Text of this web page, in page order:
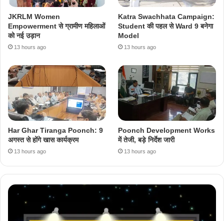
JKRLM Women
Empowerment से ग्रामीण महिलाओं
को नई उड़ान
13 hours ago
Katra Swachhata Campaign:
Student की पहल से Ward 9 बनेगा
Model
13 hours ago
Har Ghar Tiranga Poonch: 9
अगस्त से होंगे खास कार्यक्रम
13 hours ago
Poonch Development Works
में तेजी, बड़े निर्देश जारी
13 hours ago